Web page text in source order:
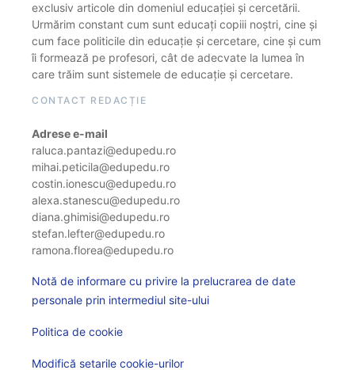
exclusiv articole din domeniul educației și cercetării.
Urmărim constant cum sunt educați copiii noștri, cine și
cum face politicile din educație și cercetare, cine și cum
îi formează pe profesori, cât de adecvate la lumea în
care trăim sunt sistemele de educație și cercetare.
CONTACT REDACȚIE
Adrese e-mail
raluca.pantazi@edupedu.ro
mihai.peticila@edupedu.ro
costin.ionescu@edupedu.ro
alexa.stanescu@edupedu.ro
diana.ghimisi@edupedu.ro
stefan.lefter@edupedu.ro
ramona.florea@edupedu.ro
Notă de informare cu privire la prelucrarea de date
personale prin intermediul site-ului
Politica de cookie
Modifică setarile cookie-urilor